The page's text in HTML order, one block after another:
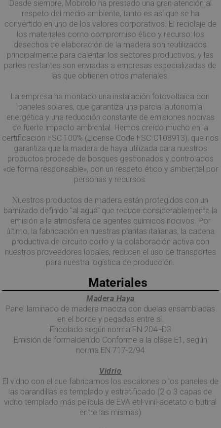
Desde siempre, Mobirolo ha prestado una gran atención al
respeto del medio ambiente, tanto es así que se ha
convertido en uno de los valores corporativos. El reciclaje de
los materiales como compromiso ético y recurso: los
desechos de elaboración de la madera son reutilizados
principalmente para calentar los sectores productivos, y las
partes restantes son enviadas a empresas especializadas de
las que obtienen otros materiales.
La empresa ha montado una instalación fotovoltaica con
paneles solares, que garantiza una parcial autonomía
energética y una reducción constante de emisiones nocivas
de fuerte impacto ambiental. Hemos creído mucho en la
certificación FSC 100% (License Code FSC-C108913), que nos
garantiza que la madera de haya utilizada para nuestros
productos procede de bosques gestionados y controlados
«de forma responsable», con un respeto ético y ambiental por
personas y recursos.
Nuestros productos de madera están protegidos con un
barnizado definido "al agua" que reduce considerablemente la
emisión a la atmósfera de agentes químicos nocivos. Por
último, la fabricación en nuestras plantas italianas, la cadena
productiva de circuito corto y la colaboración activa con
nuestros proveedores locales, reducen el uso de transportes
para nuestra logística de producción.
Materiales
Madera Haya
Panel laminado de madera maciza con duelas ensambladas
en el borde y pegadas entre sí.
Encolado según norma EN 204 -D3
Emisión de formaldehído Conforme a la clase E1, según
norma EN 717-2/94
Vidrio
El vidrio con el que fabricamos los escalones o los paneles de
las barandillas es templado y estratificado (2 o 3 capas de
vidrio templado más película de EVA etil-vinil-acetato o butiral
entre las mismas)